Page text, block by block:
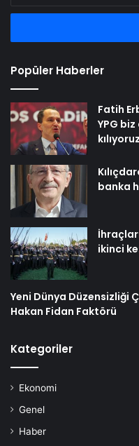
adresinizi
Popüler Haberler
Fatih
YPG
kılıyoruz
banka
ikinci
Yeni Dünya Düzensizliği
Hakan Fidan Faktörü
Kategoriler
Ekonomi
Genel
Haber